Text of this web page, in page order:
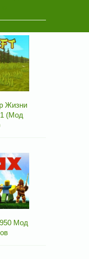
Жизни
(Мод
Мод